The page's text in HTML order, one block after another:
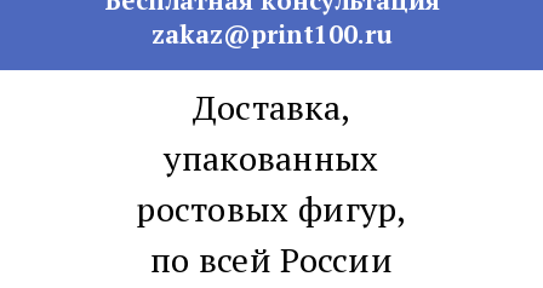
zakaz@print100.ru
Доставка,
упакованных
ростовых фигур,
по всей России